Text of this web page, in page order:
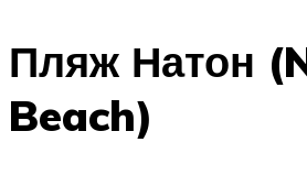
Пляж Натон
Beach)